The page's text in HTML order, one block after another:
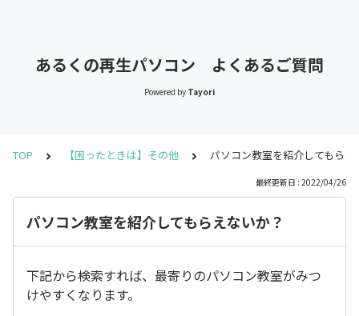
あるくの再生パソコン よくあるご質問
Powered by Tayori
TOP 【困ったときは】その他 パソコン教室を紹介してもらえ
最終更新日 : 2022/04/26
パソコン教室を紹介してもらえないか？
下記から検索すれば、最寄りのパソコン教室がみつ
けやすくなります。